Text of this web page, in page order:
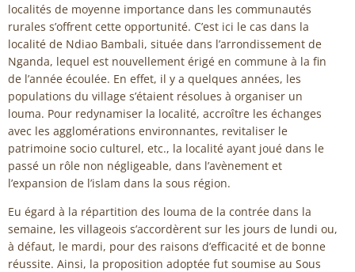
localités de moyenne importance dans les communautés
rurales s’offrent cette opportunité. C’est ici le cas dans la
localité de Ndiao Bambali, située dans l’arrondissement de
Nganda, lequel est nouvellement érigé en commune à la fin
de l’année écoulée. En effet, il y a quelques années, les
populations du village s’étaient résolues à organiser un
louma. Pour redynamiser la localité, accroître les échanges
avec les agglomérations environnantes, revitaliser le
patrimoine socio culturel, etc., la localité ayant joué dans le
passé un rôle non négligeable, dans l’avènement et
l’expansion de l’islam dans la sous région.
Eu égard à la répartition des louma de la contrée dans la
semaine, les villageois s’accordèrent sur les jours de lundi ou,
à défaut, le mardi, pour des raisons d’efficacité et de bonne
réussite. Ainsi, la proposition adoptée fut soumise au Sous